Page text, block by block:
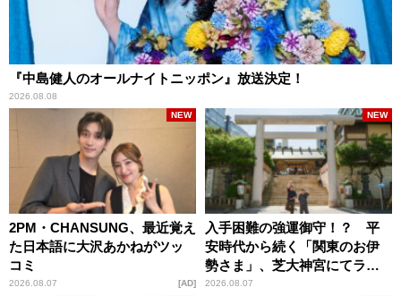
『中島健人のオールナイトニッポン』放送決定！
2026.08.08
2PM・CHANSUNG、最近覚え
た日本語に大沢あかねがツッ
コミ
2026.08.07
NEW
AD
入手困難の強運御守！？ 平
安時代から続く「関東のお伊
勢さま」、芝大神宮にてラン
パンプスが合格祈願！
2026.08.07
NEW